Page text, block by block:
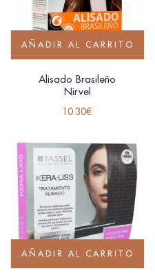
AÑADIR AL CARRITO
Alisado Brasileño
Nirvel
10.30€
AÑADIR AL CARRITO